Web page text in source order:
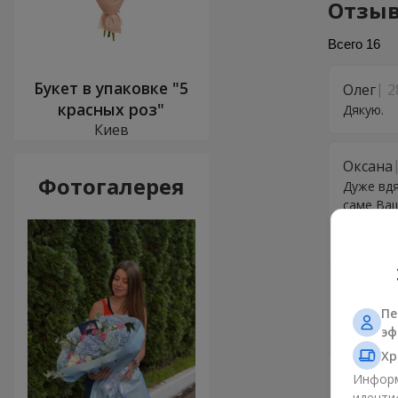
Всего 16
Олег
Дякую.
Оксана
Дуже
саме
Дякую
Віталій
Букет в упаковке "5
красных роз"
Киев
Фотогалерея